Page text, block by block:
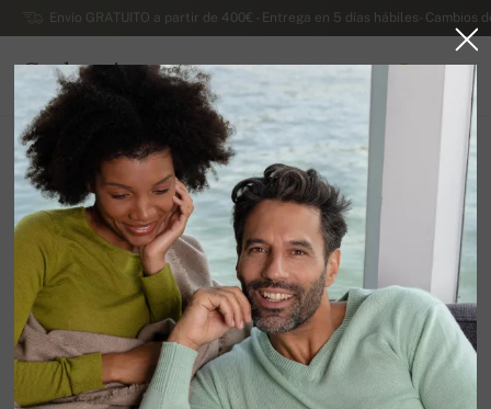
Envío GRATUITO a partir de 400€ - Entrega en 5 días hábiles- Cambios
Cachemira
ESPAÑA
Ir a la página principal Rebajas